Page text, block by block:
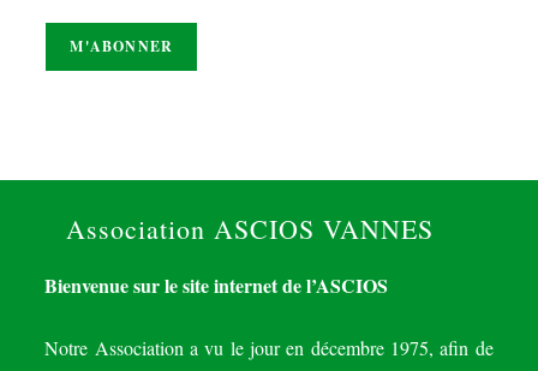
Association ASCIOS VANNES
Bienvenue sur le site internet de l’ASCIOS
Notre Association a vu le jour en décembre 1975, afin de